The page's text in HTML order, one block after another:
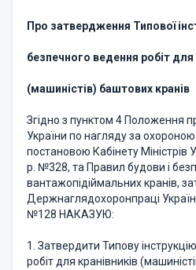
Про затвердження Типової
безпечного ведення робіт для
(машиністів) баштових кранів
Згідно з пунктом 4 Положення
України по нагляду за
постановою Кабінету Міністрів
р. №328, та Правил будови і
вантажопідіймальних кранів,
Держнаглядохоронпраці
№128 НАКАЗУЮ:
1. Затвердити Типову
робіт для кранівників